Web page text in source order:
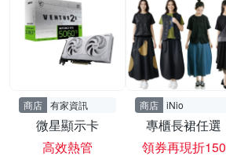
商店 有家資訊
微星顯示卡
高效熱管
商店 iNio
專櫃長裙任選
領券再現折150